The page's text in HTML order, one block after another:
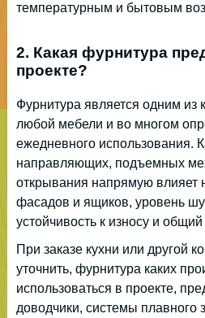
температурным и бытовым
2. Какая фурнитура
проекте?
Фурнитура является одним из
любой мебели и во многом
ежедневного использования.
направляющих, подъемных
открывания напрямую влияет
фасадов и ящиков, уровень
устойчивость к износу и
При заказе кухни или другой
уточнить, фурнитура каких
использоваться в проекте,
доводчики, системы плавного